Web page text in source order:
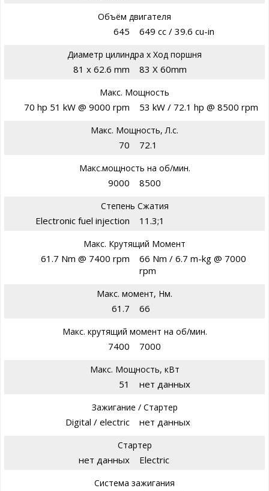
Объём двигателя
645 649 cc / 39.6 cu-in
Диаметр цилиндра х Ход поршня
81 x 62.6 mm 83 X 60mm
Макс. Мощность
70 hp 51 kW @ 9000 rpm 53 kW / 72.1 hp @ 8500 rpm
Макс. Мощность, Л.с.
70 72.1
Макс.мощность на об/мин.
9000 8500
Степень Сжатия
Electronic fuel injection 11.3;1
Макс. Крутящий Момент
61.7 Nm @ 7400 rpm
66 Nm / 6.7 m-kg @ 7000
rpm
Макс. момент, Нм.
61.7 66
Макс. крутящий момент на об/мин.
7400 7000
Макс. Мощность, кВт
51 нет данных
Зажигание / Стартер
Digital / electric нет данных
Стартер
нет данных Electric
Система зажигания